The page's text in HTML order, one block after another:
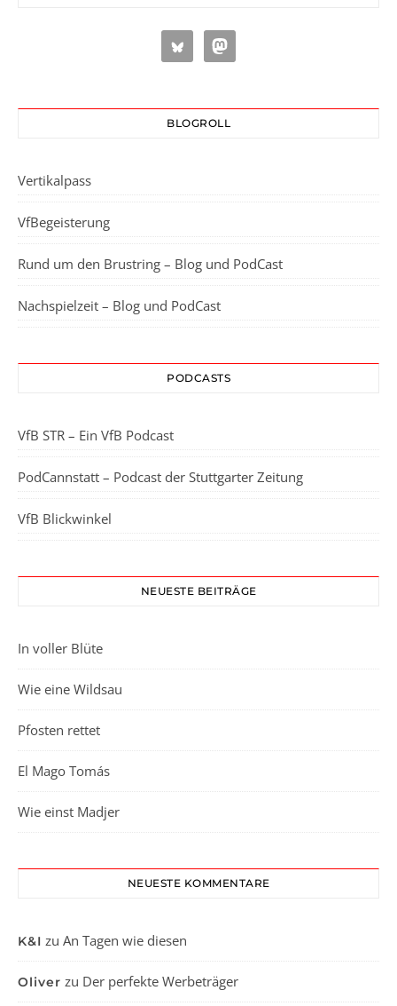
BLOGROLL
Vertikalpass
VfBegeisterung
Rund um den Brustring – Blog und PodCast
Nachspielzeit – Blog und PodCast
PODCASTS
VfB STR – Ein VfB Podcast
PodCannstatt – Podcast der Stuttgarter Zeitung
VfB Blickwinkel
NEUESTE BEITRÄGE
In voller Blüte
Wie eine Wildsau
Pfosten rettet
El Mago Tomás
Wie einst Madjer
NEUESTE KOMMENTARE
K&I zu An Tagen wie diesen
Oliver zu Der perfekte Werbeträger